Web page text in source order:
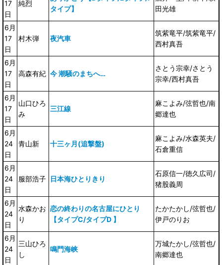
17
日
純烈
タイプ】
田光雄
6月
17
日
村木弾 夜汽車
筑紫竜平/筑紫竜平/
西村真吾
6月
17
日
高森有紀 今 潮騒のまちへ…
さとう宗幸/さとう
宗幸/西村真吾
6月
17
日
山口ひろ
み
三江線
麻こよみ/弦哲也/南
郷達也
6月
24
日
青山新 十三ヶ月(追撃盤)
麻こよみ/水森英夫/
石倉重信
6月
24
日
服部浩子 日本海ひとりきり
石原信一/徳久広司/
猪股義周
6月
24
日
水森かお
り
恋の終わりの名古屋にひとり
【タイプC/タイプD 】
たかたかし/弦哲也/
伊戸のりお
6月
24
日
三山ひろ
し
鳴門海峡
万城たかし/弦哲也/
南郷達也